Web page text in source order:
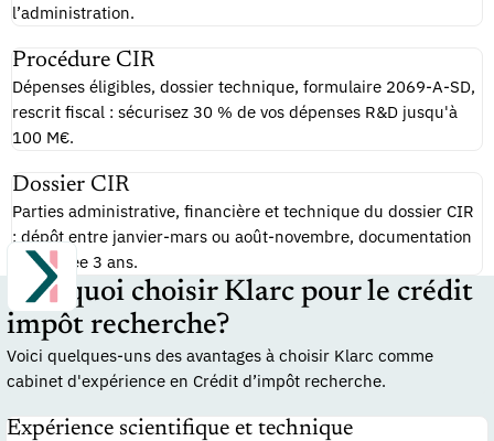
l’administration.
Procédure CIR
Dépenses éligibles, dossier technique, formulaire 2069-A-SD,
rescrit fiscal : sécurisez 30 % de vos dépenses R&D jusqu'à
100 M€.
Dossier CIR
Parties administrative, financière et technique du dossier CIR
: dépôt entre janvier-mars ou août-novembre, documentation
conservée 3 ans.
Pourquoi choisir Klarc pour le crédit
impôt recherche?
Voici quelques-uns des avantages à choisir Klarc comme
cabinet d'expérience en Crédit d’impôt recherche.
Expérience scientifique et technique